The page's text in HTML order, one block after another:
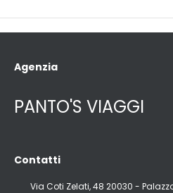
Agenzia
PANTO'S VIAGGI
Contatti
Via Coti Zelati, 48 20030 -